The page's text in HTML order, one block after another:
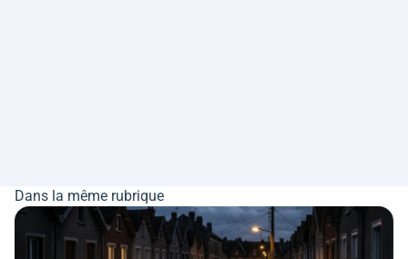
Dans la même rubrique